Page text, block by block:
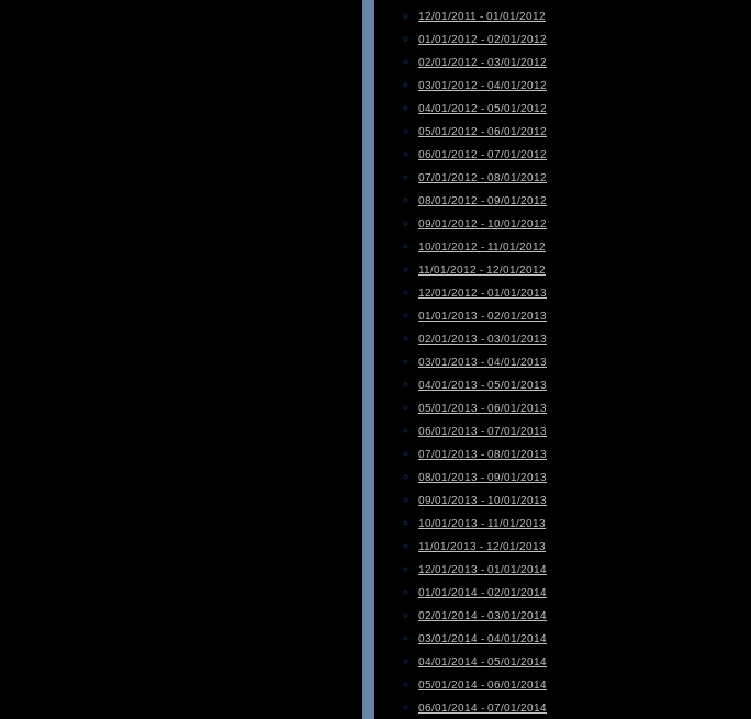
12/01/2011 - 01/01/2012
01/01/2012 - 02/01/2012
02/01/2012 - 03/01/2012
03/01/2012 - 04/01/2012
04/01/2012 - 05/01/2012
05/01/2012 - 06/01/2012
06/01/2012 - 07/01/2012
07/01/2012 - 08/01/2012
08/01/2012 - 09/01/2012
09/01/2012 - 10/01/2012
10/01/2012 - 11/01/2012
11/01/2012 - 12/01/2012
12/01/2012 - 01/01/2013
01/01/2013 - 02/01/2013
02/01/2013 - 03/01/2013
03/01/2013 - 04/01/2013
04/01/2013 - 05/01/2013
05/01/2013 - 06/01/2013
06/01/2013 - 07/01/2013
07/01/2013 - 08/01/2013
08/01/2013 - 09/01/2013
09/01/2013 - 10/01/2013
10/01/2013 - 11/01/2013
11/01/2013 - 12/01/2013
12/01/2013 - 01/01/2014
01/01/2014 - 02/01/2014
02/01/2014 - 03/01/2014
03/01/2014 - 04/01/2014
04/01/2014 - 05/01/2014
05/01/2014 - 06/01/2014
06/01/2014 - 07/01/2014